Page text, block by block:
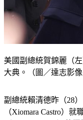
美國副總統賀錦麗（
大典。（圖／達志影像
副總統賴清德昨（28
（Xiomara Castro）